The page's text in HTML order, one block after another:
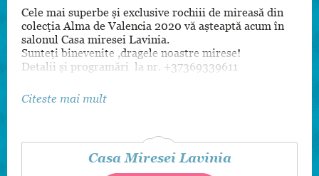
Cele mai superbe și exclusive rochiii de mireasă din
colecția Alma de Valencia 2020 vă așteaptă acum în
salonul Casa miresei Lavinia.
Sunteți binevenite ,dragele noastre mirese!
Detalii și programări la nr. +37369339611
Citeste mai mult
Casa Miresei Lavinia